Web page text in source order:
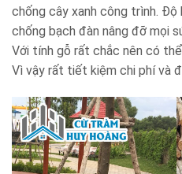
chống cây xanh công trình. Độ
chống bạch đàn nâng đỡ mọi
Với tính gỗ rất chắc nên có
Vì vậy rất tiết kiệm chi phí và